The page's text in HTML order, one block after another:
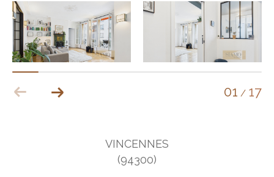
01 / 17
VINCENNES
(94300)